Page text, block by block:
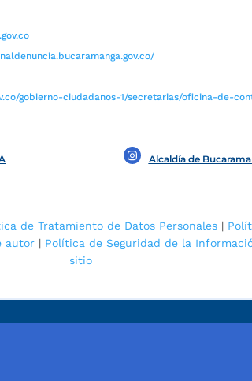
gobierno-ciudadanos-1/secretarias/oficina-de-
Alcaldía de
de Tratamiento de Datos Personales |
autor | Política de Seguridad de la
sitio